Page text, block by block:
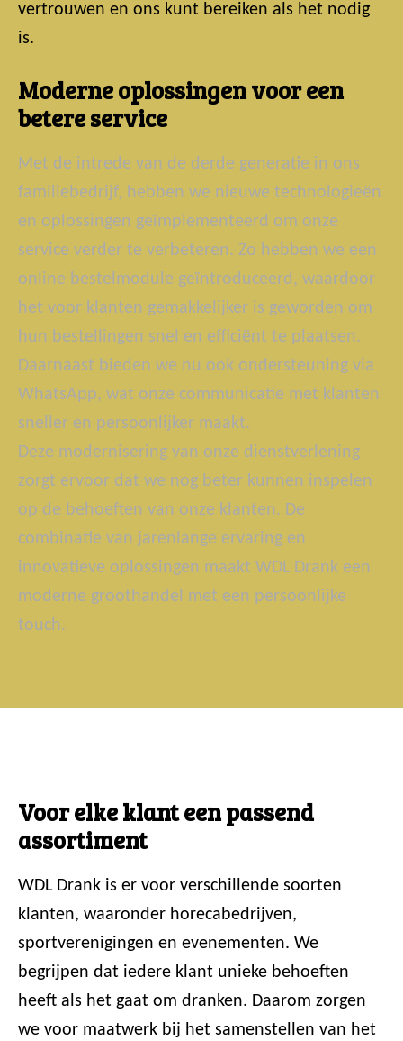
vertrouwen en ons kunt bereiken als het nodig
is.
Moderne oplossingen voor een
betere service
Met de intrede van de derde generatie in ons
familiebedrijf, hebben we nieuwe technologieën
en oplossingen geïmplementeerd om onze
service verder te verbeteren. Zo hebben we een
online bestelmodule geïntroduceerd, waardoor
het voor klanten gemakkelijker is geworden om
hun bestellingen snel en efficiënt te plaatsen.
Daarnaast bieden we nu ook ondersteuning via
WhatsApp, wat onze communicatie met klanten
sneller en persoonlijker maakt.
Deze modernisering van onze dienstverlening
zorgt ervoor dat we nog beter kunnen inspelen
op de behoeften van onze klanten. De
combinatie van jarenlange ervaring en
innovatieve oplossingen maakt WDL Drank een
moderne groothandel met een persoonlijke
touch.
Voor elke klant een passend
assortiment
WDL Drank is er voor verschillende soorten
klanten, waaronder horecabedrijven,
sportverenigingen en evenementen. We
begrijpen dat iedere klant unieke behoeften
heeft als het gaat om dranken. Daarom zorgen
we voor maatwerk bij het samenstellen van het